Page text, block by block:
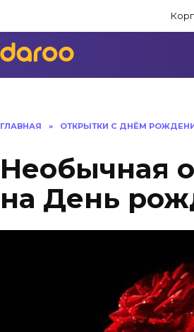
ГЛАВНАЯ » ОТКРЫТКИ С ДНЁМ
Необычная
на День